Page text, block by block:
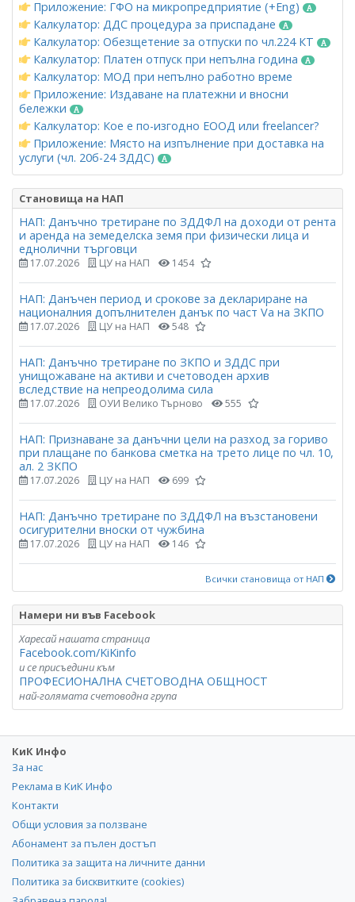
Приложение: ГФО на микропредприятие (+Eng)
Калкулатор: ДДС процедура за приспадане
Калкулатор: Обезщетение за отпуски по чл.224 КТ
Калкулатор: Платен отпуск при непълна година
Калкулатор: МОД при непълно работно време
Приложение: Издаване на платежни и вносни
бележки
Калкулатор: Кое е по-изгодно ЕООД или freelancer?
Приложение: Място на изпълнение при доставка на
услуги (чл. 20б-24 ЗДДС)
Становища на НАП
НАП: Данъчно третиране по ЗДДФЛ на доходи от рента
и аренда на земеделска земя при физически лица и
еднолични търговци
17.07.2026 ЦУ на НАП 1454
НАП: Данъчен период и срокове за деклариране на
националния допълнителен данък по част Vа на ЗКПО
17.07.2026 ЦУ на НАП 548
НАП: Данъчно третиране по ЗКПО и ЗДДС при
унищожаване на активи и счетоводен архив
вследствие на непреодолима сила
17.07.2026 ОУИ Велико Търново 555
НАП: Признаване за данъчни цели на разход за гориво
при плащане по банкова сметка на трето лице по чл. 10,
ал. 2 ЗКПО
17.07.2026 ЦУ на НАП 699
НАП: Данъчно третиране по ЗДДФЛ на възстановени
осигурителни вноски от чужбина
17.07.2026 ЦУ на НАП 146
Всички становища от НАП
Намери ни във Facebook
Харесай нашата страница
Facebook.com/KiKinfo
и се присъедини към
ПРОФЕСИОНАЛНА СЧЕТОВОДНА ОБЩНОСТ
най-голямата счетоводна група
КиК Инфо
За нас
Реклама в КиК Инфо
Контакти
Общи условия за ползване
Абонамент за пълен достъп
Политика за защита на личните данни
Политика за бисквитките (cookies)